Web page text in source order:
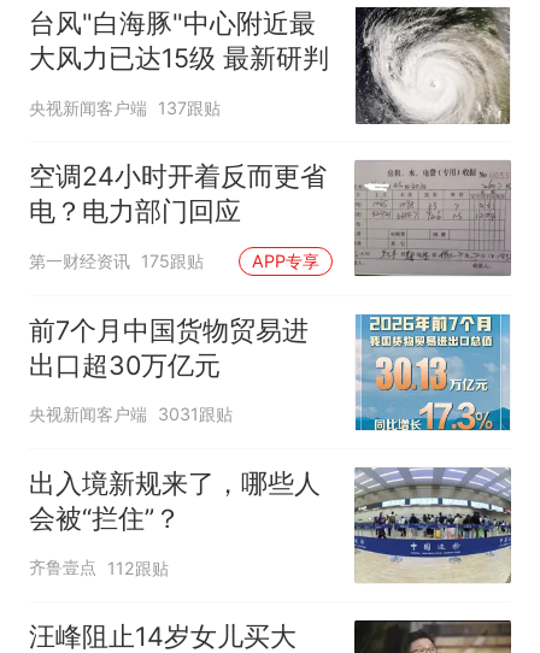
台风"白海豚"中心附近最
大风力已达15级 最新研判
央视新闻客户端 137跟贴
空调24小时开着反而更省
电？电力部门回应
第一财经资讯 175跟贴 APP专享
前7个月中国货物贸易进
出口超30万亿元
央视新闻客户端 3031跟贴
出入境新规来了，哪些人
会被“拦住”？
齐鲁壹点 112跟贴
汪峰阻止14岁女儿买大